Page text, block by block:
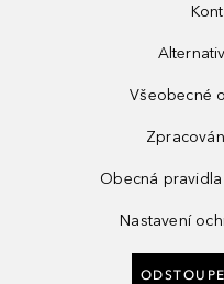
Všeobecné
Obecná
Nastavení